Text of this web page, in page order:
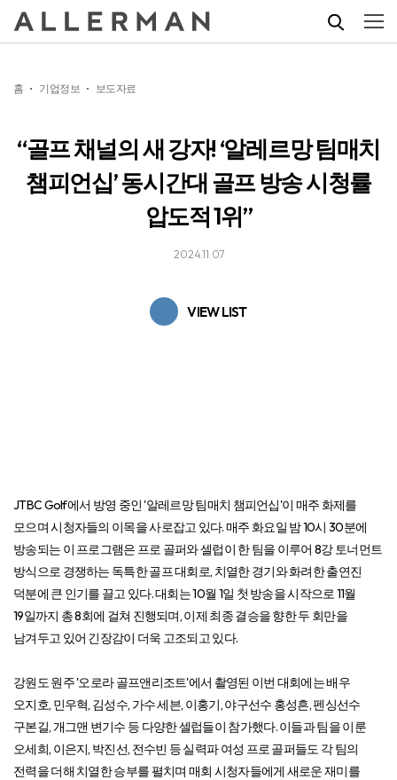
홈 기업정보 보도자료
“골프 채널의 새 강자! ‘알레르망 팀매치
챔피언십’ 동시간대 골프 방송 시청률
압도적 1위”
2024.11.07
VIEW LIST
JTBC Golf에서 방영 중인 '알레르망 팀매치 챔피언십'이 매주 화제를
모으며 시청자들의 이목을 사로잡고 있다. 매주 화요일 밤 10시 30분에
방송되는 이 프로그램은 프로 골퍼와 셀럽이 한 팀을 이루어 8강 토너먼트
방식으로 경쟁하는 독특한 골프 대회로, 치열한 경기와 화려한 출연진
덕분에 큰 인기를 끌고 있다. 대회는 10월 1일 첫 방송을 시작으로 11월
19일까지 총 8회에 걸쳐 진행되며, 이제 최종 결승을 향한 두 회만을
남겨두고 있어 긴장감이 더욱 고조되고 있다.
강원도 원주 '오로라 골프앤리조트'에서 촬영된 이번 대회에는 배우
오지호, 민우혁, 김성수, 가수 세븐, 이홍기, 야구선수 홍성흔, 펜싱선수
구본길, 개그맨 변기수 등 다양한 셀럽들이 참가했다. 이들과 팀을 이룬
오세희, 이은지, 박진선, 전수빈 등 실력파 여성 프로 골퍼들도 각 팀의
전력을 더해 치열한 승부를 펼치며 매회 시청자들에게 새로운 재미를